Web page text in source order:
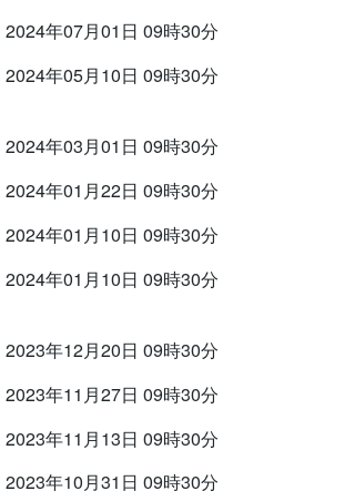
2024年07月01日 09時30分
2024年05月10日 09時30分
2024年03月01日 09時30分
2024年01月22日 09時30分
2024年01月10日 09時30分
2024年01月10日 09時30分
2023年12月20日 09時30分
2023年11月27日 09時30分
2023年11月13日 09時30分
2023年10月31日 09時30分